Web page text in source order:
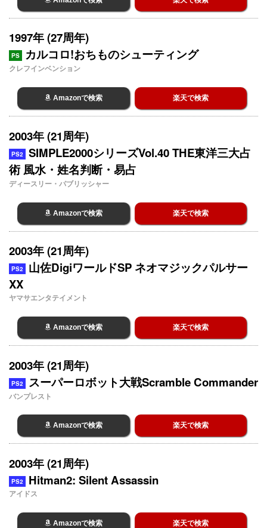
1997年 (27周年)
PS カルコロ!おちものシューティング
クレフインベンション
Amazonで検索 楽天で検索
2003年 (21周年)
PS2
SIMPLE2000シリーズVol.40 THE東洋三大占
術 風水・姓名判断・易占
ディースリー・パブリッシャー
Amazonで検索 楽天で検索
2003年 (21周年)
PS2
山佐DigiワールドSP ネオマジックパルサー
XX
ヤマサエンタテイメント
Amazonで検索 楽天で検索
2003年 (21周年)
PS2 スーパーロボット大戦Scramble Commander
バンプレスト
Amazonで検索 楽天で検索
2003年 (21周年)
PS2 Hitman2: Silent Assassin
アイドス
Amazonで検索 楽天で検索